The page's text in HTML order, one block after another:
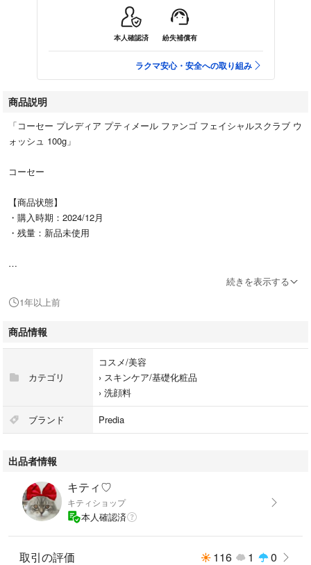
本人確認済 紛失補償有
ラクマ安心・安全への取り組み
商品説明
「コーセー プレディア プティメール ファンゴ フェイシャルスクラブ ウ
ォッシュ 100g」
コーセー
【商品状態】
・購入時期：2024/12月
・残量：新品未使用
#スキンケア/基礎化粧品
#洗顔料
続きを表示する
1年以上前
商品情報
カテゴリ
コスメ/美容
› スキンケア/基礎化粧品
› 洗顔料
ブランド Predia
出品者情報
キティ♡
キティショップ
本人確認済
取引の評価 116 1 0